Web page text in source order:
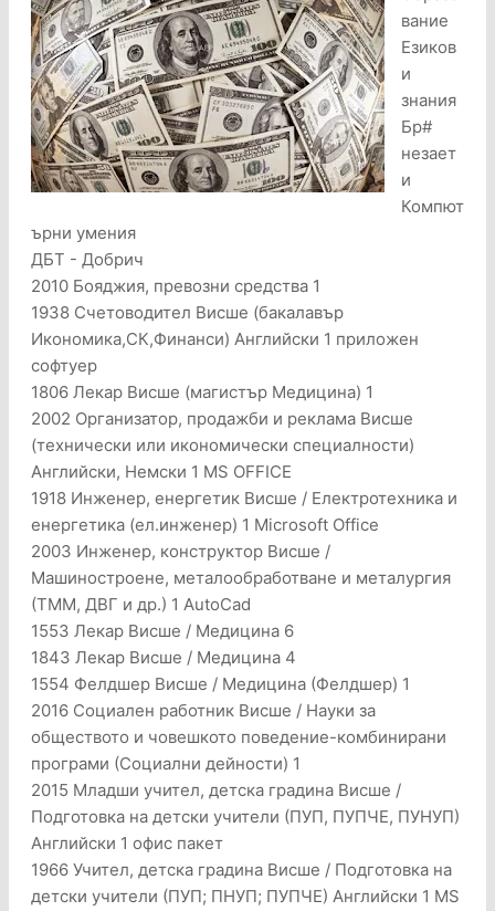
вание
Езиков
и
знания
Бр#
незает
и
Компют
ърни умения
ДБТ - Добрич
2010 Бояджия, превозни средства 1
1938 Счетоводител Висше (бакалавър
Икономика,СК,Финанси) Английски 1 приложен
софтуер
1806 Лекар Висше (магистър Медицина) 1
2002 Организатор, продажби и реклама Висше
(технически или икономически специалности)
Английски, Немски 1 MS OFFICE
1918 Инженер, енергетик Висше / Електротехника и
енергетика (ел.инженер) 1 Microsoft Office
2003 Инженер, конструктор Висше /
Машиностроене, металообработване и металургия
(ТММ, ДВГ и др.) 1 AutoCad
1553 Лекар Висше / Медицина 6
1843 Лекар Висше / Медицина 4
1554 Фелдшер Висше / Медицина (Фелдшер) 1
2016 Социален работник Висше / Науки за
обществото и човешкото поведение-комбинирани
програми (Социални дейности) 1
2015 Младши учител, детска градина Висше /
Подготовка на детски учители (ПУП, ПУПЧЕ, ПУНУП)
Английски 1 офис пакет
1966 Учител, детска градина Висше / Подготовка на
детски учители (ПУП; ПНУП; ПУПЧЕ) Английски 1 MS